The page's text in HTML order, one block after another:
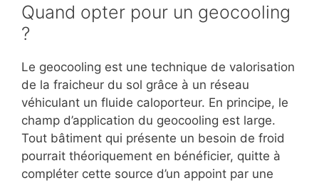
Quand opter pour un geocooling
?
Le geocooling est une technique de valorisation
de la fraicheur du sol grâce à un réseau
véhiculant un fluide caloporteur. En principe, le
champ d’application du geocooling est large.
Tout bâtiment qui présente un besoin de froid
pourrait théoriquement en bénéficier, quitte à
compléter cette source d’un appoint par une